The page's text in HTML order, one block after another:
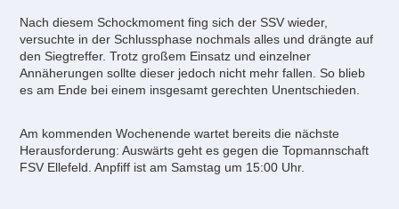
Nach diesem Schockmoment fing sich der SSV wieder,
versuchte in der Schlussphase nochmals alles und drängte auf
den Siegtreffer. Trotz großem Einsatz und einzelner
Annäherungen sollte dieser jedoch nicht mehr fallen. So blieb
es am Ende bei einem insgesamt gerechten Unentschieden.
Am kommenden Wochenende wartet bereits die nächste
Herausforderung: Auswärts geht es gegen die Topmannschaft
FSV Ellefeld. Anpfiff ist am Samstag um 15:00 Uhr.